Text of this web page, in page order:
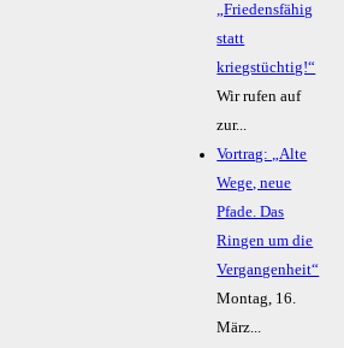
„Friedensfähig
statt
kriegstüchtig!“
Wir rufen auf
zur...
Vortrag: „Alte
Wege, neue
Pfade. Das
Ringen um die
Vergangenheit“
Montag, 16.
März...